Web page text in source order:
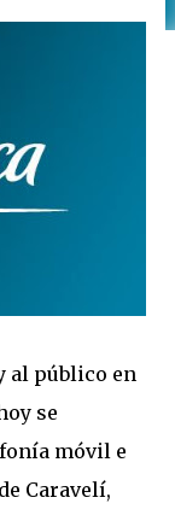
al público en
se
móvil e
Caravelí,